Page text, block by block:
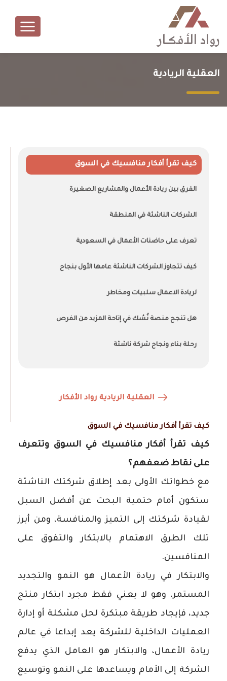
العقلية الريادية
كيف تقرأ أفكار منافسيك في السوق
الفرق بين ريادة الأعمال والمشاريع الصغيرة
الشركات الناشئة في المنطقة
تعرف على حاضنات الأعمال في السعودية
كيف تتجاوز الشركات الناشئة عامها الأول بنجاح
لريادة الاعمال سلبيات ومخاطر
هل تنجح منصة نُسُك في إتاحة المزيد من الفرص
رحلة بناء ونجاح شركة ناشئة
العقلية الريادية رواد الأفكار
كيف تقرأ أفكار منافسيك في السوق
كيف تقرأ أفكار منافسيك في السوق وتتعرف
على نقاط ضعفهم؟
مع خطواتك الأولى بعد إطلاق شركتك الناشئة
ستكون أمام حتمية البحث عن أفضل السبل
لقيادة شركتك إلى التميز والمنافسة، ومن أبرز
تلك الطرق الاهتمام بالابتكار والتفوق على
المنافسين.
والابتكار في ريادة الأعمال هو النمو والتجديد
المستمر، وهو لا يعني فقط مجرد ابتكار منتج
جديد، فإيجاد طريقة مبتكرة لحل مشكلة أو إدارة
العمليات الداخلية للشركة يعد إبداعا في عالم
ريادة الأعمال، والابتكار هو العامل الذي يدفع
الشركة إلى الأمام ويساعدها على النمو وتوسيع